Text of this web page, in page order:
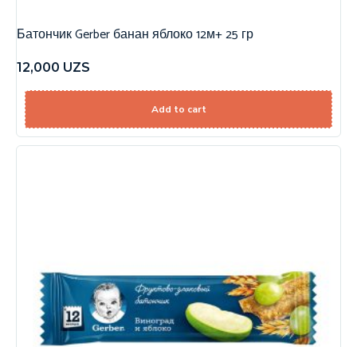
Батончик Gerber банан яблоко 12м+ 25 гр
12,000 UZS
Add to cart